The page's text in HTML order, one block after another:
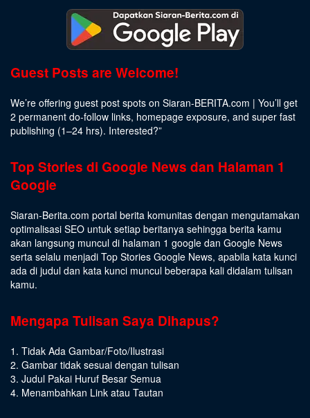
Guest Posts are Welcome!
We’re offering guest post spots on Siaran-BERITA.com | You’ll get
2 permanent do-follow links, homepage exposure, and super fast
publishing (1–24 hrs). Interested?”
Top Stories di Google News dan Halaman 1
Google
Siaran-Berita.com portal berita komunitas dengan mengutamakan
optimalisasi SEO untuk setiap beritanya sehingga berita kamu
akan langsung muncul di halaman 1 google dan Google News
serta selalu menjadi Top Stories Google News, apabila kata kunci
ada di judul dan kata kunci muncul beberapa kali didalam tulisan
kamu.
Mengapa Tulisan Saya Dihapus?
1. Tidak Ada Gambar/Foto/Ilustrasi
2. Gambar tidak sesuai dengan tulisan
3. Judul Pakai Huruf Besar Semua
4. Menambahkan Link atau Tautan